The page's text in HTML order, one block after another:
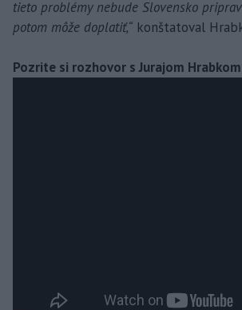
tieto problémy nebude Slovensko
potom môže doplatiť,“ konštatoval
Pozrite si rozhovor s Jurajom Hrabkom